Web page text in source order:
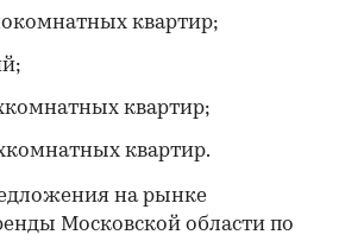
квартир;
квартир;
квартир.
на рынке
Московской области по